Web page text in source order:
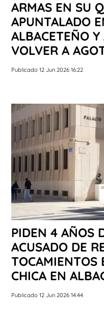
ARMAS EN SU
APUNTALADO
ALBACETEÑO
VOLVER A
Publicado 12 Jun 2026 16:22
PIDEN 4 AÑOS
ACUSADO DE
TOCAMIENTOS
CHICA EN
Publicado 12 Jun 2026 14:44